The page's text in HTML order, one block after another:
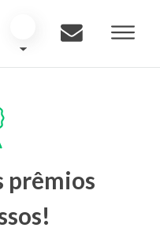
prêmios